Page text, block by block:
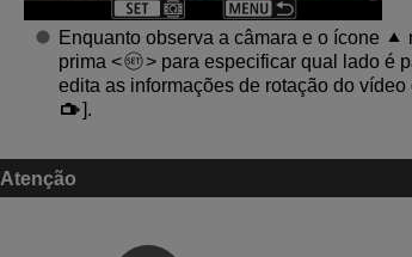
Enquanto observa a câmara e o ícone
prima
para especificar qual lado é
edita as informações de rotação do
].
Atenção